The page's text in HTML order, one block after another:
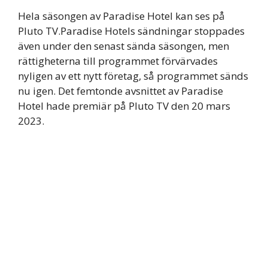
Hela säsongen av Paradise Hotel kan ses på
Pluto TV.Paradise Hotels sändningar stoppades
även under den senast sända säsongen, men
rättigheterna till programmet förvärvades
nyligen av ett nytt företag, så programmet sänds
nu igen. Det femtonde avsnittet av Paradise
Hotel hade premiär på Pluto TV den 20 mars
2023.